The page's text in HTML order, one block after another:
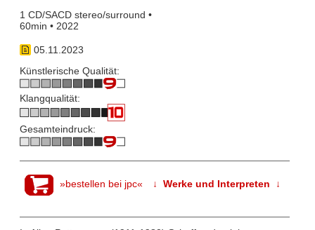
1 CD/SACD stereo/surround •
60min • 2022
05.11.2023
Künstlerische Qualität:
Klangqualität:
Gesamteindruck:
»bestellen bei jpc« ↓ Werke und Interpreten ↓